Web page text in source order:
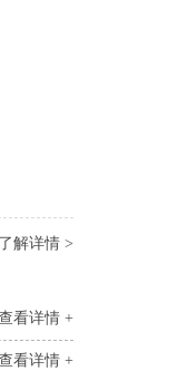
解详情 >
看详情 +
看详情 +